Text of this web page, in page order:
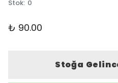
Stok: 0
₺ 90.00
Stoğa